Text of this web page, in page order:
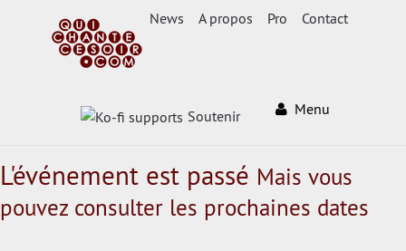
News A propos Pro Contact
Soutenir Menu
L'événement est passé Mais vous
pouvez consulter les prochaines dates